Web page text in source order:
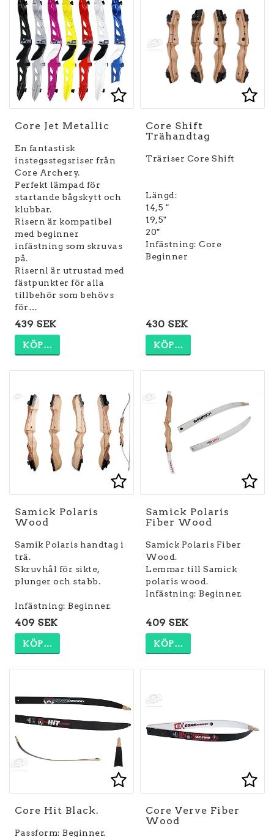
Lägg till i
Lägg till i
Core Jet Metallic
En fantastisk
instegsstegsriser från
Core Archery.
Perfekt lämpad för
startande bågskytt och
klubbar.
Risern är kompatibel
med beginner
infästning som skruvas
på.
Risernl är utrustad med
fästpunkter för alla
tillbehör som behövs
för…
439 SEK
KÖP…
Core Shift
Trähandtag
Träriser Core Shift
Längd:
14,5 "
19,5"
20"
Infästning: Core
Beginner
430 SEK
KÖP…
Lägg till i
Samick Polaris
Wood
Samik Polaris handtag i
trä.
Skruvhål för sikte,
plunger och stabb.
Infästning: Beginner.
409 SEK
KÖP…
Samick Polaris
Fiber Wood
Samick Polaris Fiber
Wood.
Lemmar till Samick
polaris wood.
Infästning: Beginner.
409 SEK
KÖP…
Lägg till i
Core Hit Black.
Passform: Beginner.
Core Verve Fiber
Wood